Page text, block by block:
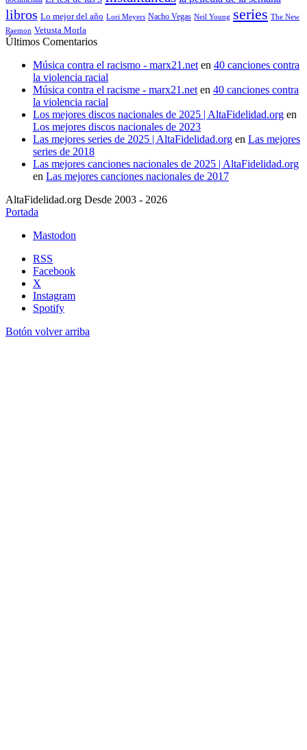
libros Lo mejor del año Lori Meyers Nacho Vegas Neil Young series The New
Raemon Vetusta Morla
Últimos Comentarios
Música contra el racismo - marx21.neten 40 canciones contra
la violencia racial
Música contra el racisme - marx21.neten 40 canciones contra
la violencia racial
Los mejores discos nacionales de 2025 | AltaFidelidad.org en
Los mejores discos nacionales de 2023
Las mejores series de 2025 | AltaFidelidad.org en Las mejores
series de 2018
Las mejores canciones nacionales de 2025 | AltaFidelidad.org
en Las mejores canciones nacionales de 2017
AltaFidelidad.org Desde 2003 - 2026
Portada
Mastodon
RSS
Facebook
X
Instagram
Spotify
Botón volver arriba